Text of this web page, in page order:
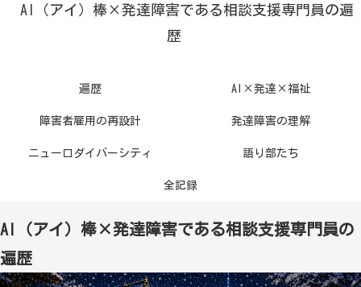
AI（アイ）棒×発達障害である相談支援専門員の遍
歴
遍歴 AI×発達×福祉
障害者雇用の再設計 発達障害の理解
ニューロダイバーシティ 語り部たち
全記録
AI（アイ）棒×発達障害である相談支援専門員の
遍歴